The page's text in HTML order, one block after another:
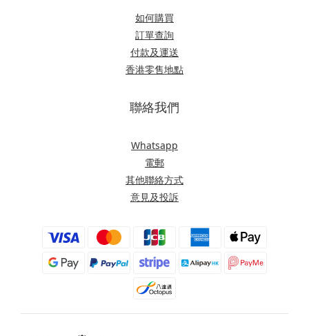
如何購買
訂單查詢
付款及運送
香港零售地點
聯絡我們
Whatsapp
電郵
其他聯絡方式
意見及投訴